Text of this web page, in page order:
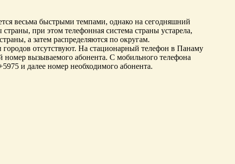
весьма быстрыми темпами, однако на сегодняшний
при этом телефонная система страны устарела,
а затем распределяются по округам.
отсутствуют. На стационарный телефон в Панаму
вызываемого абонента. С мобильного телефона
и далее номер необходимого абонента.